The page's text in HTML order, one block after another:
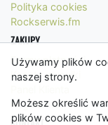
Używamy plików
naszej strony.
Możesz określić
plików cookies w
Polityka cookies
Rockserwis.fm
ZAKUPY
Formy płatności
Koszty wysyłki
Regulamin